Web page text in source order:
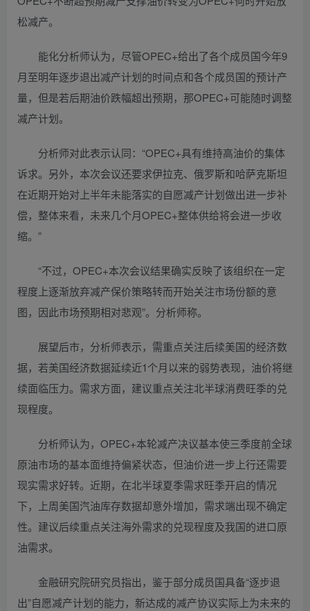
松减产。
能化分析师认为，尽管OPEC+给出了各个成员国今年9
月至明年逐步退出减产计划的时间点和各个成员国的预计产
量，但是若后期油价跌幅超出预期，那OPEC+可能随时调整
减产计划。
分析师对此表示认同：“OPEC+具有维持高油价的集体
诉求。另外，本次会议还要求伊拉克、俄罗斯和哈萨克斯坦
在近期开始对上半年未能落实的自愿减产计划做出进一步补
偿，整体来看，未来几个月OPEC+整体供给将会进一步收
缩。”
“不过，OPEC+本次会议结果确实反映了该组织在一定
程度上逐渐放弃减产保价策略转而开始关注市场份额的意
图，因此市场预期相对悲观”。分析师称。
展望后市，分析师表示，需重点关注后续美国的经济数
据，若美国经济数据延续近1个月以来的弱势表现，油价将继
续面临压力。需求方面，建议重点关注北半球消费旺季的兑
现程度。
分析师认为，OPEC+本轮减产决议基本使三季度前全球
原油市场的基本面维持偏紧状态，但油价进一步上行还需要
现实需求好转。近期，在北半球夏季需求旺季开启的情况
下，上周美国汽油库存数据却意外增加，需求端出现不确定
性。建议后续重点关注海外需求的兑现程度及我国的进口原
油需求。
金融研究院研究员指出，鉴于部分成员国具备“逐步退
出”自愿减产计划的能力，新达成的减产协议实际上为未来的